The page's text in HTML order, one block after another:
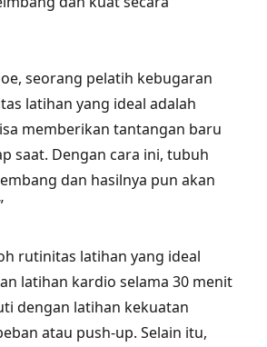
seorang pelatih kebugaran
latihan yang ideal adalah
memberikan tantangan baru
saat. Dengan cara ini, tubuh
dan hasilnya pun akan
rutinitas latihan yang ideal
latihan kardio selama 30 menit
dengan latihan kekuatan
atau push-up. Selain itu,